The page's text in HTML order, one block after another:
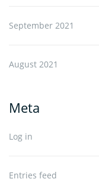
September 2021
August 2021
Meta
Log in
Entries feed